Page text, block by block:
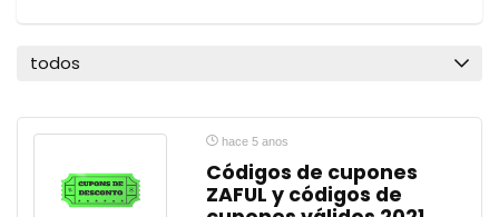
todos
hace 5 anos
Códigos de cupones
ZAFUL y códigos de